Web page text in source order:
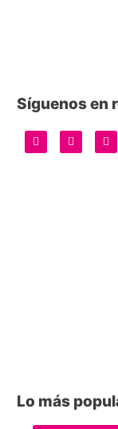
Síguenos en
Lo más